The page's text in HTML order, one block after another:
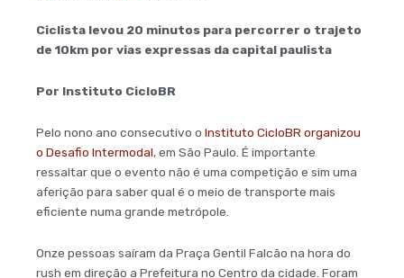
Ciclista levou 20 minutos para percorrer o trajeto
de 10km por vias expressas da capital paulista
Por Instituto CicloBR
Pelo nono ano consecutivo o Instituto CicloBR organizou
o Desafio Intermodal, em São Paulo. É importante
ressaltar que o evento não é uma competição e sim uma
aferição para saber qual é o meio de transporte mais
eficiente numa grande metrópole.
Onze pessoas saíram da Praça Gentil Falcão na hora do
rush em direção a Prefeitura no Centro da cidade. Foram